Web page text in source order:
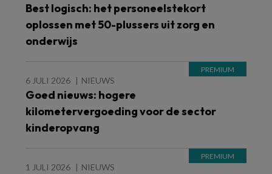
Best logisch: het personeelstekort
oplossen met 50-plussers uit zorg en
onderwijs
6 JULI 2026 NIEUWS
Goed nieuws: hogere
kilometervergoeding voor de sector
kinderopvang
1 JULI 2026 NIEUWS